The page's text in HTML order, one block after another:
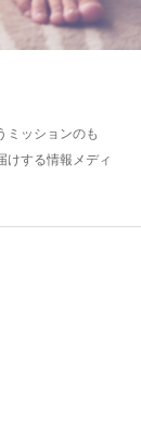
ミッションのも
けする情報メディ